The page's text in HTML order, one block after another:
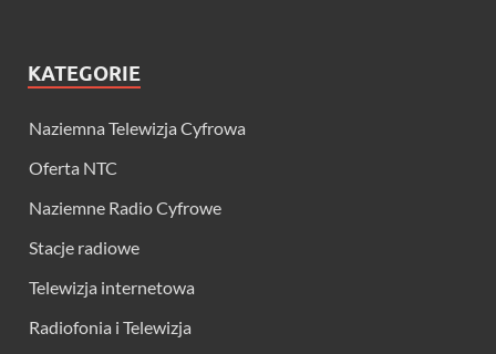
KATEGORIE
Naziemna Telewizja Cyfrowa
Oferta NTC
Naziemne Radio Cyfrowe
Stacje radiowe
Telewizja internetowa
Radiofonia i Telewizja